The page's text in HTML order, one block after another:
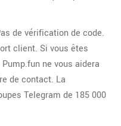
de vérification de code.
client. Si vous êtes
ne vous aidera
de contact. La
Telegram de 185 000